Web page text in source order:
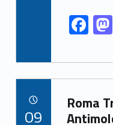
F
ac
e
b
o
Link identifier archive #link-archive-2014
Roma
09